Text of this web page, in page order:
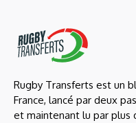
Rugby Transferts est un
France, lancé par deux
et maintenant lu par plus